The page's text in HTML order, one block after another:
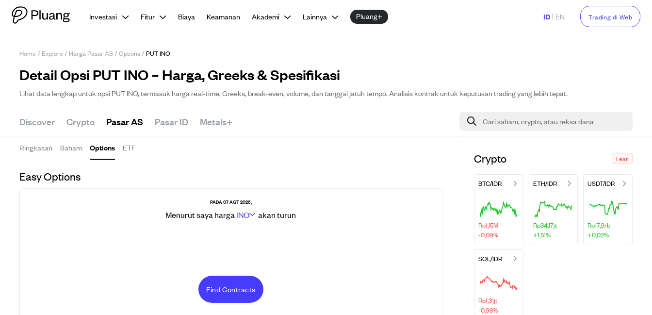
Investasi Fitur Biaya Keamanan Akademi Lainnya Pluang+ ID | EN Trading di Web
Home / Explore / Harga Pasar AS / Options / PUT INO
Detail Opsi PUT INO – Harga, Greeks & Spesifikasi
Lihat data lengkap untuk opsi PUT INO, termasuk harga real-time, Greeks, break-even, volume, dan tanggal jatuh tempo. Analisis kontrak untuk keputusan trading yang lebih tepat.
Discover Crypto Pasar AS Pasar ID Metals+ Cari saham, crypto, atau reksa dana
Ringkasan Saham Options ETF
Easy Options
PADA 07 AGT 2026,
Menurut saya harga INO akan turun
Find Contracts
Crypto Fear
BTC/IDR
Rp1,15M
-0,09%
ETH/IDR
Rp34,17jt
+1,51%
USDT/IDR
Rp17,9rb
+0,02%
SOL/IDR
Rp1,31jt
-0,98%